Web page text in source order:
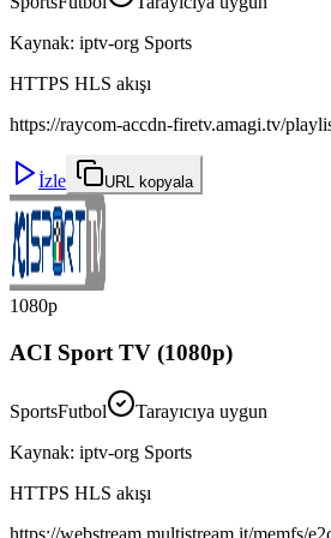
Kaynak: iptv-org Sports
HTTPS HLS akışı
https://raycom-accdn-firetv.amagi.tv/
İzle URL kopyala
1080p
ACI Sport TV (1080p)
SportsFutbol
Tarayıcıya uygun
Kaynak: iptv-org Sports
HTTPS HLS akışı
https://webstream.multistream.it/memfs/